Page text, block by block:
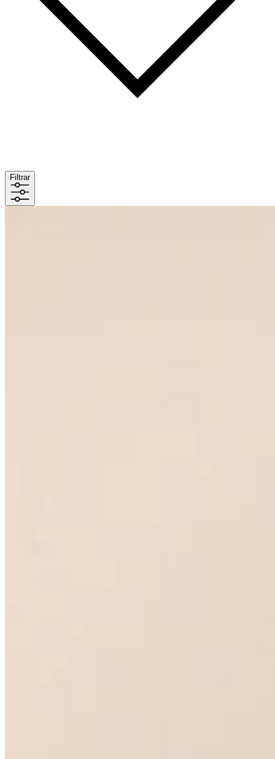
Filtrar